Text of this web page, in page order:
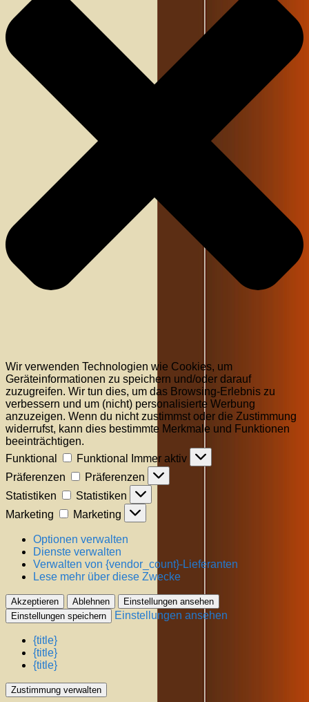
Wir verwenden Technologien wie Cookies, um
Geräteinformationen zu speichern und/oder darauf
zuzugreifen. Wir tun dies, um das Browsing-Erlebnis zu
verbessern und um (nicht) personalisierte Werbung
anzuzeigen. Wenn du nicht zustimmst oder die Zustimmung
widerrufst, kann dies bestimmte Merkmale und Funktionen
beeinträchtigen.
Funktional
Funktional
Immer aktiv
Präferenzen
Präferenzen
Statistiken
Statistiken
Marketing
Marketing
Optionen verwalten
Dienste verwalten
Verwalten von {vendor_count}-Lieferanten
Lese mehr über diese Zwecke
Akzeptieren Ablehnen
Einstellungen ansehen
Einstellungen speichern
Einstellungen ansehen
{title}
{title}
{title}
Zustimmung verwalten